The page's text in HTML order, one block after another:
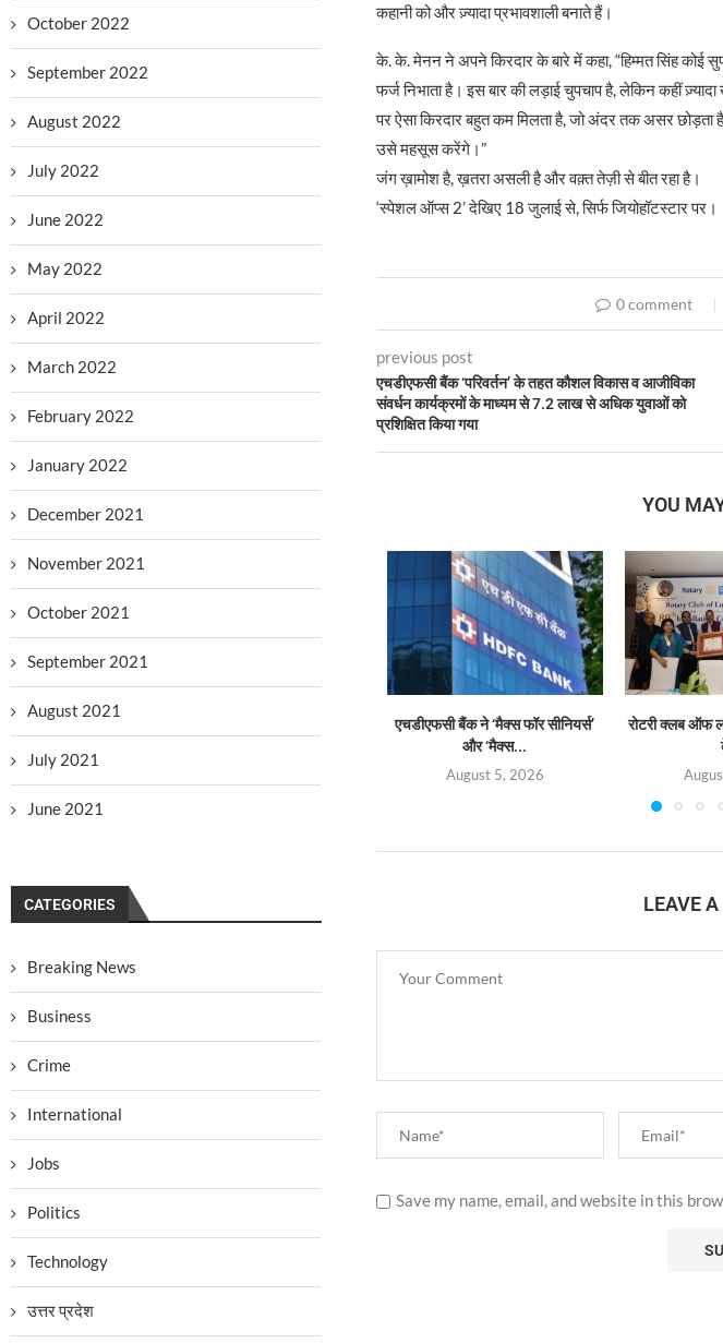
कहानी को और ज़्यादा प्रभावशाली बनाते हैं।
के. के. मेनन ने अपने किरदार के बारे में कहा, “हिम्मत सिंह कोई
फर्ज निभाता है। इस बार की लड़ाई चुपचाप है, लेकिन कहीं
पर ऐसा किरदार बहुत कम मिलता है, जो अंदर तक असर
उसे महसूस करेंगे।”
जंग ख़ामोश है, ख़तरा असली है और वक़्त तेज़ी से बीत रहा है।
‘स्पेशल ऑप्स 2’ देखिए 18 जुलाई से, सिर्फ जियोहॉटस्‍टार पर।
0 comment
previous post
एचडीएफसी बैंक ‘परिवर्तन’ के तहत कौशल विकास व आजीविका
संवर्धन कार्यक्रमों के माध्यम से 7.2 लाख से अधिक युवाओं को
प्रशिक्षित किया गया
YOU
एचडीएफसी बैंक ने ‘मैक्स फॉर सीनियर्स’
और ‘मैक्स...
August 5, 2026
रोटरी क्लब ऑफ
LEAVE
Save my name, email, and website in this
October 2022
September 2022
August 2022
July 2022
June 2022
May 2022
April 2022
March 2022
February 2022
January 2022
December 2021
November 2021
October 2021
September 2021
August 2021
July 2021
June 2021
CATEGORIES
Breaking News
Business
Crime
International
Jobs
Politics
Technology
उत्तर प्रदेश